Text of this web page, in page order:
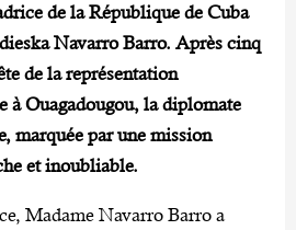
de la République de Cuba
Navarro Barro. Après cinq
de la représentation
à Ouagadougou, la diplomate
marquée par une mission
et inoubliable.
Madame Navarro Barro a